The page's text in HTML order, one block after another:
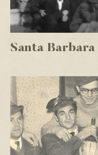
Santa Barbara